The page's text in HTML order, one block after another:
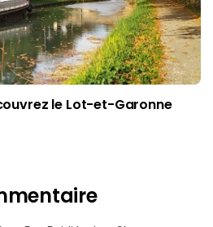
le Lot-et-Garonne